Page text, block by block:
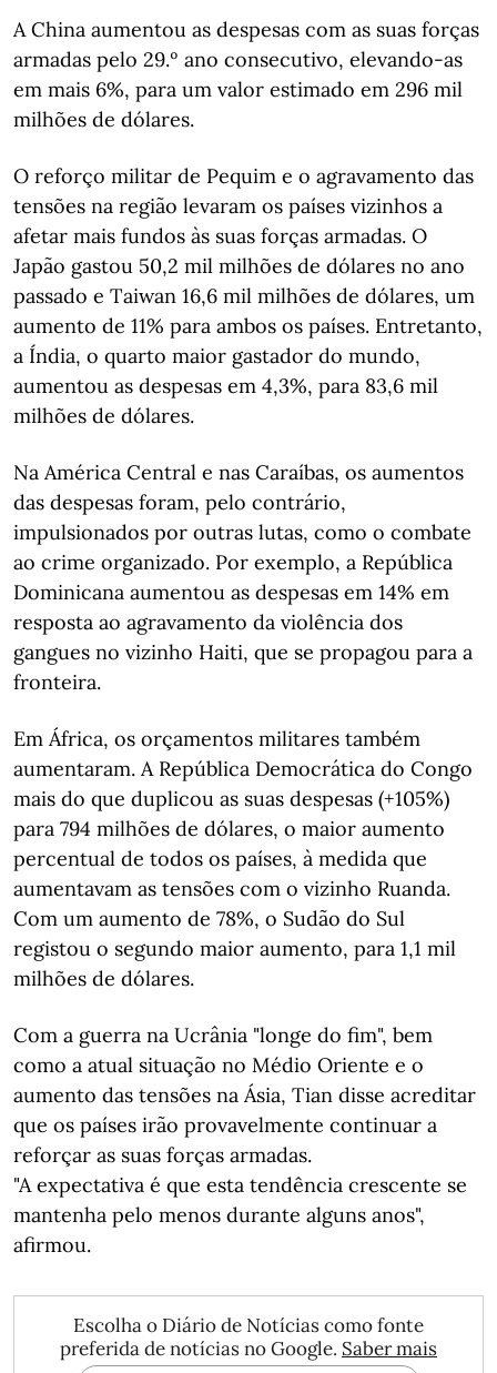
A China aumentou as despesas com as suas forças
armadas pelo 29.º ano consecutivo, elevando-as
em mais 6%, para um valor estimado em 296 mil
milhões de dólares.
O reforço militar de Pequim e o agravamento das
tensões na região levaram os países vizinhos a
afetar mais fundos às suas forças armadas. O
Japão gastou 50,2 mil milhões de dólares no ano
passado e Taiwan 16,6 mil milhões de dólares, um
aumento de 11% para ambos os países. Entretanto,
a Índia, o quarto maior gastador do mundo,
aumentou as despesas em 4,3%, para 83,6 mil
milhões de dólares.
Na América Central e nas Caraíbas, os aumentos
das despesas foram, pelo contrário,
impulsionados por outras lutas, como o combate
ao crime organizado. Por exemplo, a República
Dominicana aumentou as despesas em 14% em
resposta ao agravamento da violência dos
gangues no vizinho Haiti, que se propagou para a
fronteira.
Em África, os orçamentos militares também
aumentaram. A República Democrática do Congo
mais do que duplicou as suas despesas (+105%)
para 794 milhões de dólares, o maior aumento
percentual de todos os países, à medida que
aumentavam as tensões com o vizinho Ruanda.
Com um aumento de 78%, o Sudão do Sul
registou o segundo maior aumento, para 1,1 mil
milhões de dólares.
Com a guerra na Ucrânia "longe do fim", bem
como a atual situação no Médio Oriente e o
aumento das tensões na Ásia, Tian disse acreditar
que os países irão provavelmente continuar a
reforçar as suas forças armadas.
"A expectativa é que esta tendência crescente se
mantenha pelo menos durante alguns anos",
afirmou.
Escolha o Diário de Notícias como fonte
preferida de notícias no Google. Saber mais